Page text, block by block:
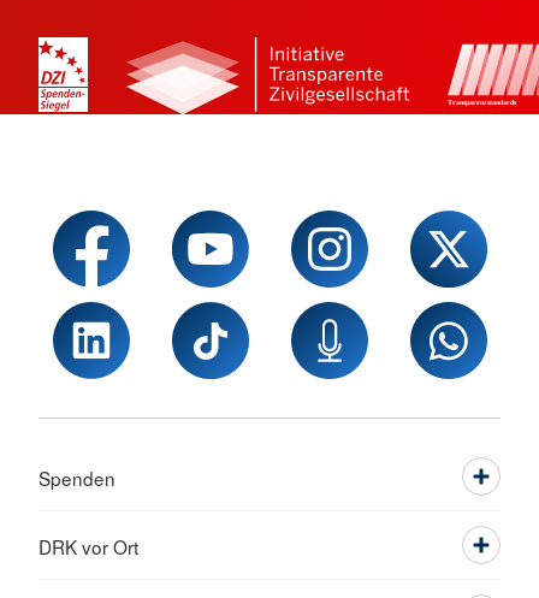
Spenden
DRK vor Ort